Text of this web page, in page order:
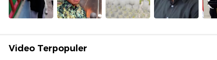
Video Terpopuler